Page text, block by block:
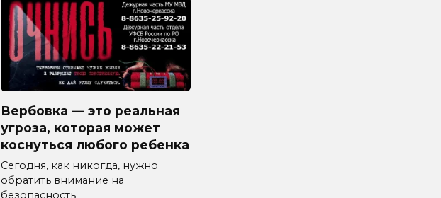
Вербовка — это реальная
угроза, которая может
коснуться любого ребенка
Сегодня, как никогда, нужно
обратить внимание на
безопасность